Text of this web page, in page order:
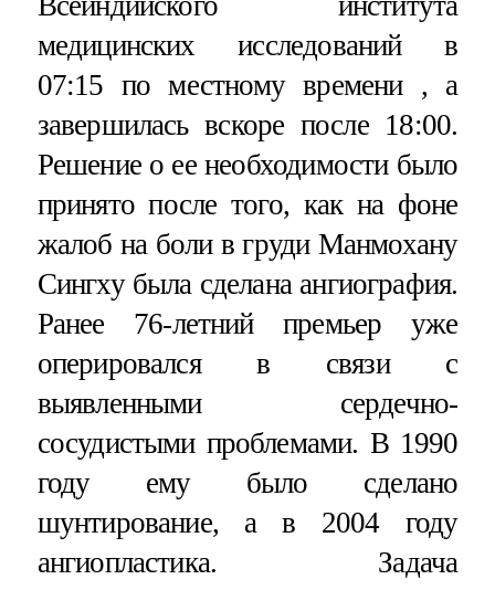
медицинских исследований в
07:15 по местному времени , а
завершилась вскоре после 18:00.
Решение о ее необходимости было
принято после того, как на фоне
жалоб на боли в груди Манмохану
Сингху была сделана ангиография.
Ранее 76-летний премьер уже
оперировался в связи с
выявленными сердечно-
сосудистыми проблемами. В 1990
году ему было сделано
шунтирование, а в 2004 году
ангиопластика. Задача